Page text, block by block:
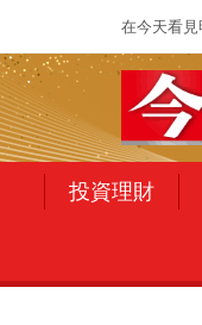
在今天看見
投資理財